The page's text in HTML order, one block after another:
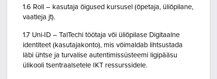
1.6 Roll – kasutaja õigused kursusel (õpetaja, üliõpilane,
vaatleja jt).
1.7 Uni-ID – TalTechi töötaja või üliõpilase Digitaalne
identiteet (kasutajakonto), mis võimaldab lihtsustada
läbi ühtse ja turvalise autentimissüsteemi ligipääsu
ülikooli tsentraalsetele IKT ressurssidele.